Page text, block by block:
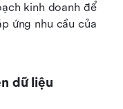
kinh doanh để
ứng nhu cầu của
dữ liệu